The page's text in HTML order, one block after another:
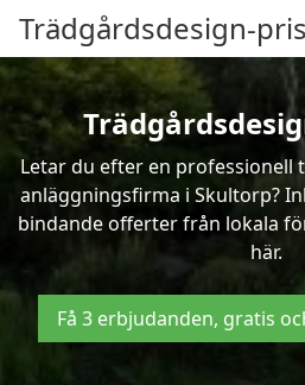
Trädgårdsdesign-
Letar du efter en professionell
anläggningsfirma i Skultorp?
bindande offerter från lokala
här.
Få 3 erbjudanden, gratis